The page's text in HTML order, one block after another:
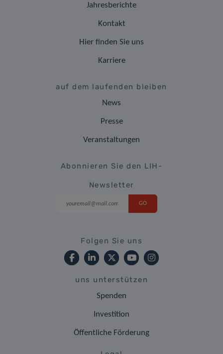
Jahresberichte
Kontakt
Hier finden Sie uns
Karriere
auf dem laufenden bleiben
News
Presse
Veranstaltungen
Abonnieren Sie den LIH-
Newsletter
Folgen Sie uns
uns unterstützen
Spenden
Investition
Öffentliche Förderung